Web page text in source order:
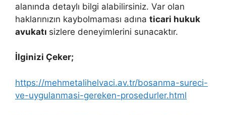
alanında detaylı bilgi alabilirsiniz. Var olan
haklarınızın kaybolmaması adına ticari hukuk
avukatı sizlere deneyimlerini sunacaktır.
İlginizi Çeker;
https://mehmetalihelvaci.av.tr/bosanma-sureci-
ve-uygulanmasi-gereken-prosedurler.html